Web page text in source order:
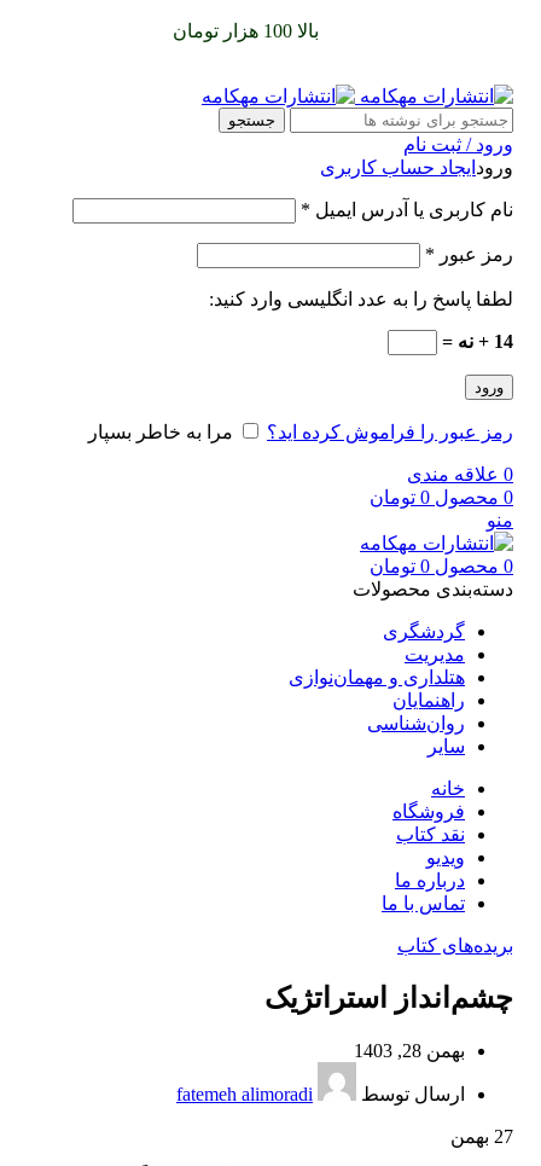
بالا 100 هزار تومان
جستجو
ورود / ثبت نام
ورود ایجاد حساب کاربری
نام کاربری یا آدرس ایمیل *
رمز عبور *
لطفا پاسخ را به عدد انگلیسی وارد کنید:
14 + نه =
ورود
رمز عبور را فراموش کرده اید؟ مرا به خاطر بسپار
0 علاقه مندی
0 محصول 0 تومان
منو
0 محصول 0 تومان
دسته‌بندی محصولات
گردشگری
مدیریت
هتلداری و مهمان‌نوازی
راهنمایان
روان‌شناسی
سایر
خانه
فروشگاه
نقد کتاب
ویدیو
درباره‌ ما
تماس با ما
بریده‌های کتاب
چشم‌انداز استراتژیک
بهمن 28, 1403
ارسال توسط fatemeh alimoradi
27 بهمن